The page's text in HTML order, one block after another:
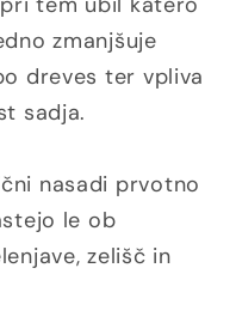
zmanjšuje
dreves ter vpliva
sadja.
nasadi prvotno
le ob
zelišč in